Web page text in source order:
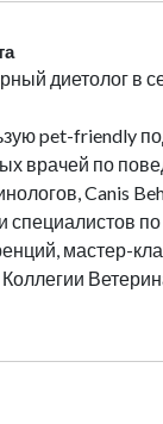
диетолог в
pet-friendly
врачей по
Canis
мастер-